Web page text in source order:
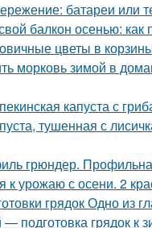
батареи или
балкон осенью: как
цветы в
морковь зимой в
капуста с
тушенная с
грюндер.
к урожаю с осени. 2
грядок Одно из
подготовка грядок к